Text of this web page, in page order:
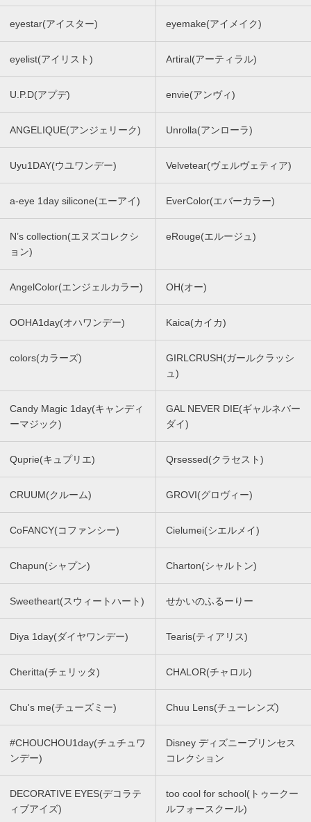
eyestar(アイスター) eyemake(アイメイク)
eyelist(アイリスト) Artiral(アーティラル)
U.P.D(アプデ) envie(アンヴィ)
ANGELIQUE(アンジェリーク) Unrolla(アンローラ)
Uyu1DAY(ウユワンデー) Velvetear(ヴェルヴェティア)
a-eye 1day silicone(エーアイ) EverColor(エバーカラー)
N’s collection(エヌズコレクシ
ョン)
eRouge(エルージュ)
AngelColor(エンジェルカラー) OH(オー)
OOHA1day(オハワンデー) Kaica(カイカ)
colors(カラーズ)
GIRLCRUSH(ガールクラッシ
ュ)
Candy Magic 1day(キャンディ
ーマジック)
GAL NEVER DIE(ギャルネバー
ダイ)
Quprie(キュプリエ) Qrsessed(クラセスト)
CRUUM(クルーム) GROVI(グロヴィー)
CoFANCY(コファンシー) Cielumei(シエルメイ)
Chapun(シャプン) Charton(シャルトン)
Sweetheart(スウィートハート) せかいのふるーりー
Diya 1day(ダイヤワンデー) Tearis(ティアリス)
Cheritta(チェリッタ) CHALOR(チャロル)
Chu's me(チューズミー) Chuu Lens(チューレンズ)
#CHOUCHOU1day(チュチュワ
ンデー)
Disney ディズニープリンセス
コレクション
DECORATIVE EYES(デコラテ
ィブアイズ)
too cool for school(トゥークー
ルフォースクール)